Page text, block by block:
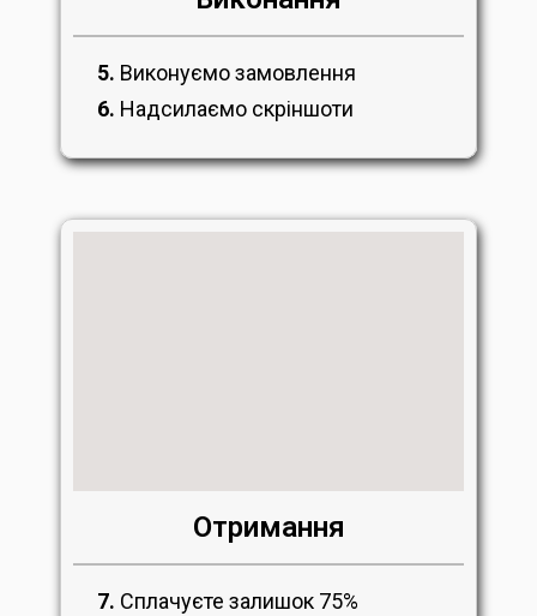
5. Виконуємо замовлення
6. Надсилаємо скріншоти
Отримання
7. Сплачуєте залишок 75%